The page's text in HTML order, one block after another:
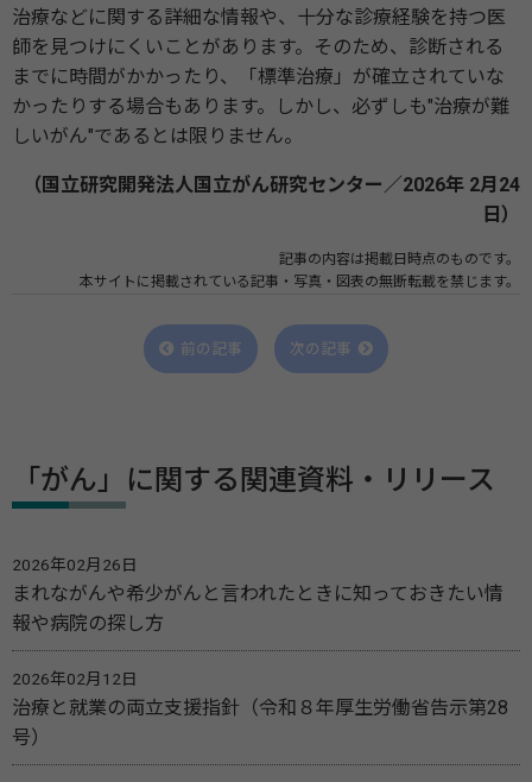
治療などに関する詳細な情報や、十分な診療経験を持つ医
師を見つけにくいことがあります。そのため、診断される
までに時間がかかったり、「標準治療」が確立されていな
かったりする場合もあります。しかし、必ずしも"治療が難
しいがん"であるとは限りません。
（国立研究開発法人国立がん研究センター／2026年 2月24
日）
記事の内容は掲載日時点のものです。
本サイトに掲載されている記事・写真・図表の無断転載を禁じます。
前の記事 次の記事
「がん」に関する関連資料・リリース
2026年02月26日
まれながんや希少がんと言われたときに知っておきたい情
報や病院の探し方
2026年02月12日
治療と就業の両立支援指針（令和８年厚生労働省告示第28
号）